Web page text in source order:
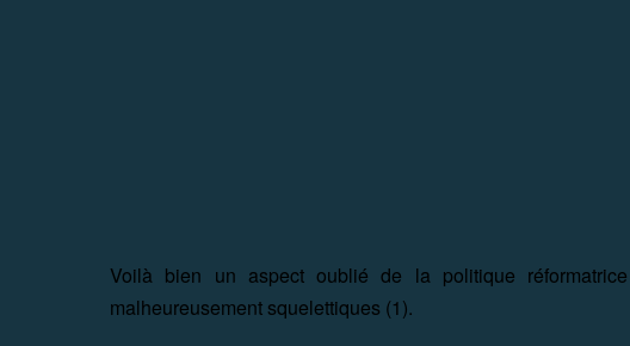
Voilà bien un aspect oublié de la politique
malheureusement squelettiques (1).